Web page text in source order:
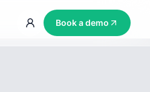
Book a demo